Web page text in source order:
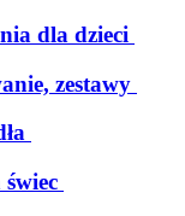
dla dzieci
zestawy